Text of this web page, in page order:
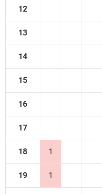
12
13
14
15
16
17
18 1
19 1